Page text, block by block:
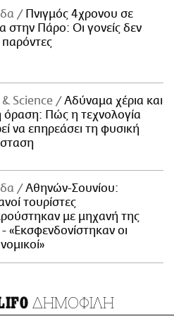
Πνιγμός 4χρονου σε
στην Πάρο: Οι γονείς δεν
& Science
Αδύναμα χέρια και
όραση: Πώς η τεχνολογία
να επηρεάσει τη φυσική
Αθηνών-Σουνίου:
τουρίστες
με μηχανή της
«Εκσφενδονίστηκαν οι
ΔΗΜΟΦΙΛΗ